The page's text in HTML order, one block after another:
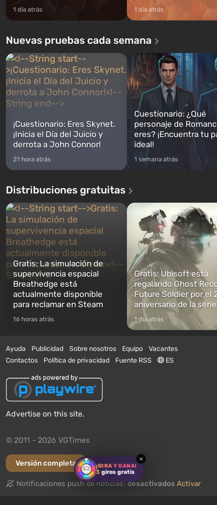
¡GIRA Y GANA!
3 giros gratis
×
1 día atrás 1 día atrás
Nuevas pruebas cada semana
¡Cuestionario: Eres Skynet.
¡Inicia el Día del Juicio y
derrota a John Connor!
21 hora atrás
Cuestionario: ¿Qué
personaje de
eres? ¡Encuentra tu
ideal!
1 semana atrás
Distribuciones gratuitas
Gratis: La simulación de
supervivencia espacial
Breathedge está
actualmente disponible
para reclamar en Steam
16 horas atrás
Gratis: Ubisoft está
regalando Ghost
Future Soldier por el
aniversario de la serie
1 día atrás
Ayuda Publicidad Sobre nosotros Equipo
Vacantes
Contactos
Política de privacidad Fuente RSS ES
Advertise on this site.
© 2011 - 2026 VGTimes
Versión completa
Notificaciones push de noticias:desactivados Activar